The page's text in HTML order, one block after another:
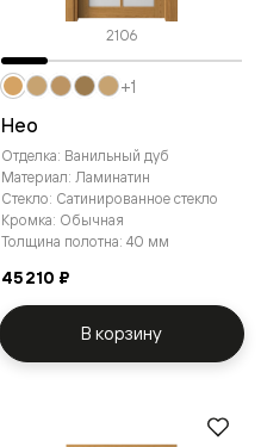
2106
Нео
Отделка: Ванильный дуб
Материал: Ламинатин
Стекло: Сатинированное стекло
Кромка: Обычная
Толщина полотна: 40 мм
45 210 ₽
+1
В корзину